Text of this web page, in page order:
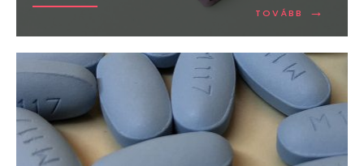
TOVÁBB →
TOVÁBB:
IS
LEHET:
PREP-
PALETTÁN